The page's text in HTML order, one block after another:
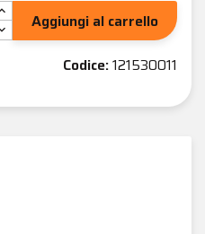
Aggiungi al carrello
Codice:121530011